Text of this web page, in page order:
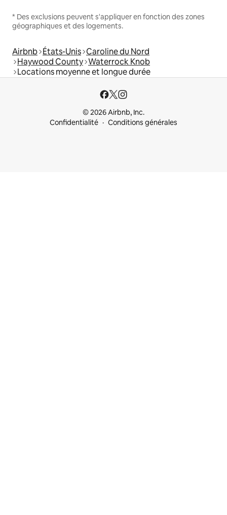
* Des exclusions peuvent s'appliquer en fonction des zones
géographiques et des logements.
Airbnb États-Unis Caroline du Nord
Haywood County Waterrock Knob
Locations moyenne et longue durée
© 2026 Airbnb, Inc.
Confidentialité
Conditions générales